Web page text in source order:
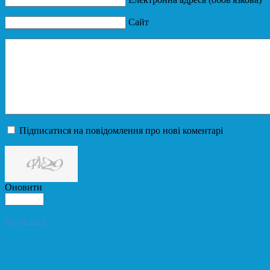
Сайт
Підписатися на повідомлення про нові коментарі
Оновити
Надіслати